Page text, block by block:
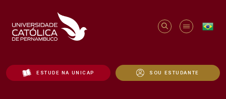
ESTUDE NA UNICAP SOU ESTUDANTE